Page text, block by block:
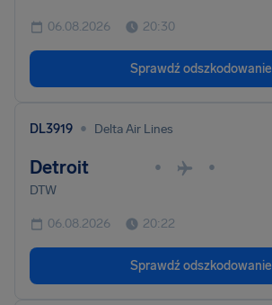
06.08.2026 20:30
Sprawdź odszkodowanie
DL3919 • Delta Air Lines
Detroit • •
DTW
06.08.2026 20:22
Sprawdź odszkodowanie